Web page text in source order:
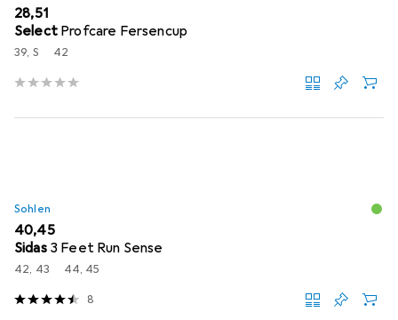
EUR
28,51
Select Profcare Fersencup
39, S 42
Sohlen
EUR
40,45
Sidas 3 Feet Run Sense
42, 43 44, 45
8